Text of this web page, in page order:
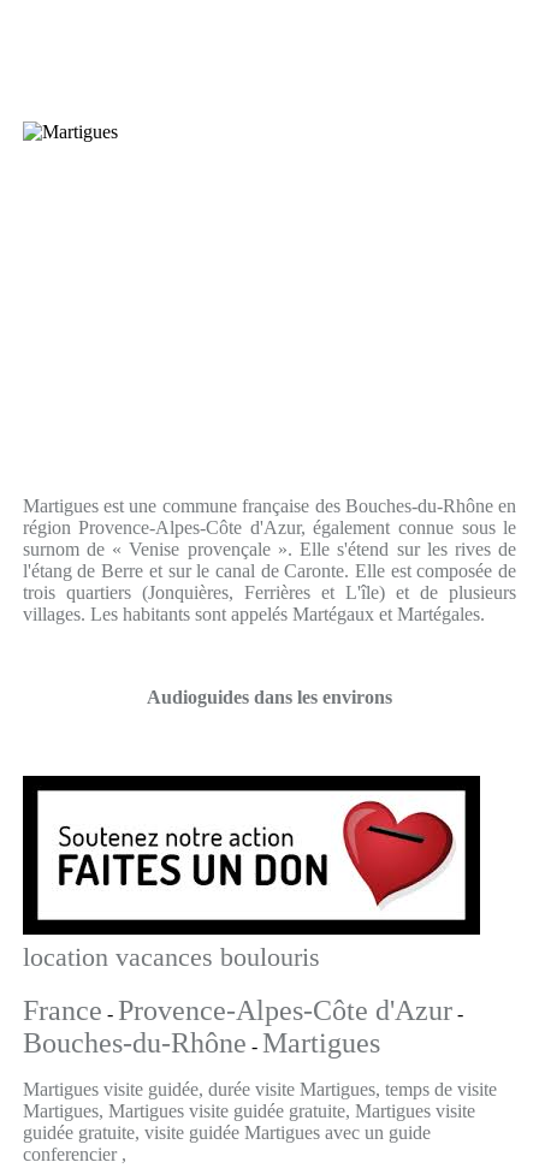
Martigues est une commune française des Bouches-du-Rhône en
région Provence-Alpes-Côte d'Azur, également connue sous le
surnom de « Venise provençale ». Elle s'étend sur les rives de
l'étang de Berre et sur le canal de Caronte. Elle est composée de
trois quartiers (Jonquières, Ferrières et L'île) et de plusieurs
villages. Les habitants sont appelés Martégaux et Martégales.
Audioguides dans les environs
location vacances boulouris
France - Provence-Alpes-Côte d'Azur-
Bouches-du-Rhône - Martigues
Martigues visite guidée, durée visite Martigues, temps de visite
Martigues, Martigues visite guidée gratuite, Martigues visite
guidée gratuite, visite guidée Martigues avec un guide
conferencier ,